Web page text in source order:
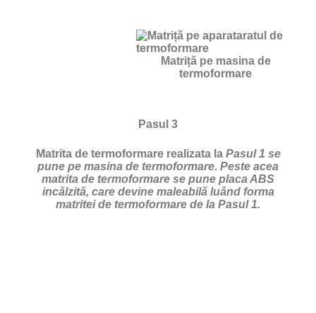
Matriță pe masina de
termoformare
Pasul 3
Matrita de termoformare realizata la Pasul 1 se
pune pe masina de termoformare. Peste acea
matrita de termoformare se pune placa ABS
incălzită, care devine maleabilă luând forma
matritei de termoformare de la Pasul 1.